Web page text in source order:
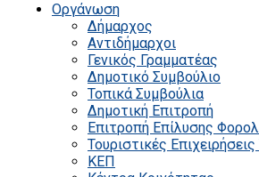
Οργάνωση
Δήμαρχος
Αντιδήμαρχοι
Γενικός Γραμματέας
Δημοτικό Συμβούλιο
Τοπικά Συμβούλια
Δημοτική Επιτροπή
Επιτροπή Επίλυσης
Τουριστικές
ΚΕΠ